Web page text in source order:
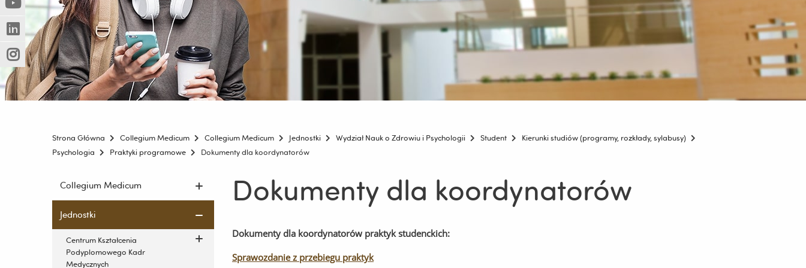
innej
strony)
(Nowe
okno)
(Link
do
innej
strony)
(Nowe
okno)
(Link
do
innej
strony)
(Nowe
okno)
(Link
do
innej
strony)
Strona Główna Collegium Medicum Collegium Medicum Jednostki Wydział Nauk o Zdrowiu i Psychologii Student
Kierunki studiów (programy, rozkłady, sylabusy)
Psychologia
Praktyki programowe Dokumenty dla koordynatorów
Pomiń
i
przejdź
do
treści
Collegium Medicum
Jednostki
Centrum Kształcenia
Podyplomowego Kadr
Medycznych
Dokumenty dla koordynatorów
Dokumenty dla koordynatorów praktyk studenckich:
Sprawozdanie z przebiegu praktyk